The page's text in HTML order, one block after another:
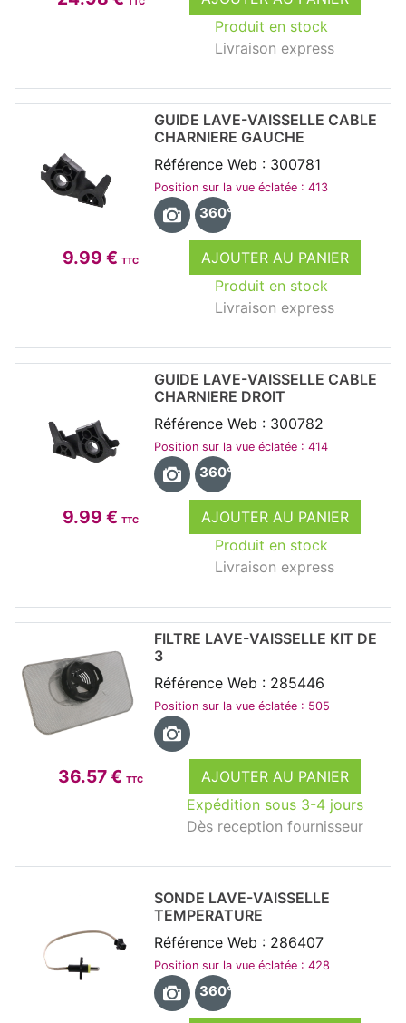
Produit en stock
Livraison express
9.99 € TTC
AJOUTER AU PANIER
Produit en stock
Livraison express
GUIDE LAVE-VAISSELLE CABLE
CHARNIERE GAUCHE
Référence Web : 300781
Position sur la vue éclatée : 413
360°
9.99 € TTC
AJOUTER AU PANIER
Produit en stock
Livraison express
GUIDE LAVE-VAISSELLE CABLE
CHARNIERE DROIT
Référence Web : 300782
Position sur la vue éclatée : 414
360°
36.57 € TTC
AJOUTER AU PANIER
Expédition sous 3-4 jours
Dès reception fournisseur
FILTRE LAVE-VAISSELLE KIT DE
3
Référence Web : 285446
Position sur la vue éclatée : 505
SONDE LAVE-VAISSELLE
TEMPERATURE
Référence Web : 286407
Position sur la vue éclatée : 428
360°